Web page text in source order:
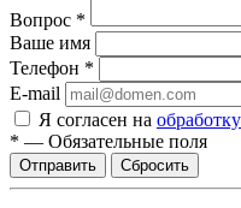
Вопрос *
Ваше имя
Телефон *
E-mail
Я согласен на
* — Обязательные поля
Отправить Сбросить